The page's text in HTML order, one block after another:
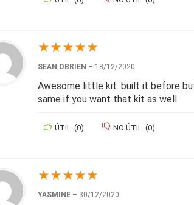
★★★★★
SEAN OBRIEN – 18/12/2020
Awesome little kit. built it before
same if you want that kit as well.
ÚTIL (0) NO ÚTIL (0)
★★★★★
YASMINE – 30/12/2020